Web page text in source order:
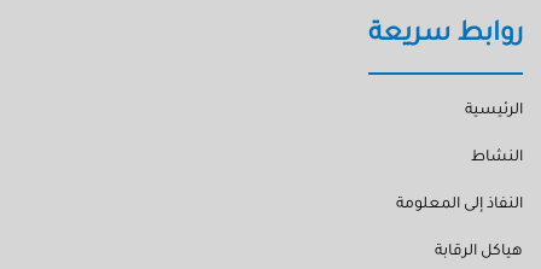
روابط سريعة
الرئيسية
النشاط
النفاذ إلى المعلومة
هياكل الرقابة